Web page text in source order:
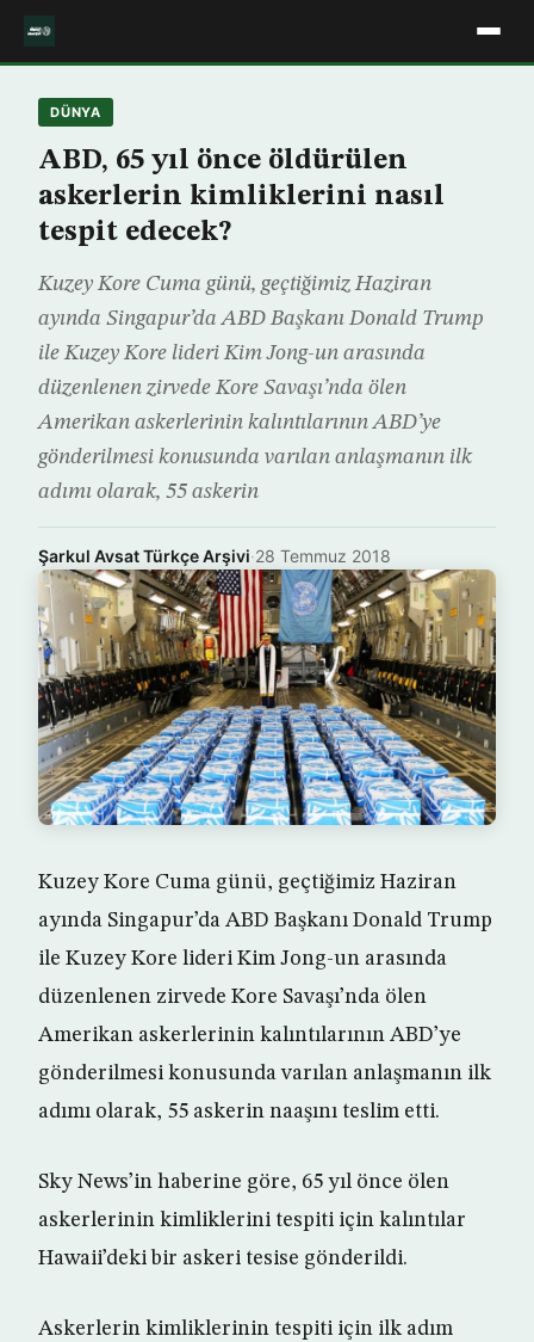
DÜNYA
ABD, 65 yıl önce öldürülen
askerlerin kimliklerini nasıl
tespit edecek?
Kuzey Kore Cuma günü, geçtiğimiz Haziran
ayında Singapur’da ABD Başkanı Donald Trump
ile Kuzey Kore lideri Kim Jong-un arasında
düzenlenen zirvede Kore Savaşı’nda ölen
Amerikan askerlerinin kalıntılarının ABD’ye
gönderilmesi konusunda varılan anlaşmanın ilk
adımı olarak, 55 askerin
Şarkul Avsat Türkçe Arşivi·28 Temmuz 2018
Kuzey Kore Cuma günü, geçtiğimiz Haziran
ayında Singapur’da ABD Başkanı Donald Trump
ile Kuzey Kore lideri Kim Jong-un arasında
düzenlenen zirvede Kore Savaşı’nda ölen
Amerikan askerlerinin kalıntılarının ABD’ye
gönderilmesi konusunda varılan anlaşmanın ilk
adımı olarak, 55 askerin naaşını teslim etti.
Sky News’in haberine göre, 65 yıl önce ölen
askerlerinin kimliklerini tespiti için kalıntılar
Hawaii’deki bir askeri tesise gönderildi.
Askerlerin kimliklerinin tespiti için ilk adım